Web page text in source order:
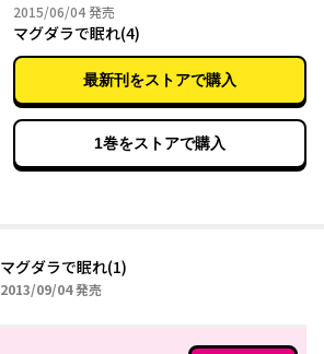
2015/06/042015年06月04日
発売
マグダラで眠れ(4)
最新刊をストアで購入
1巻をストアで購入
マグダラで眠れ(1)
2013/09/042013年09月04日
発売